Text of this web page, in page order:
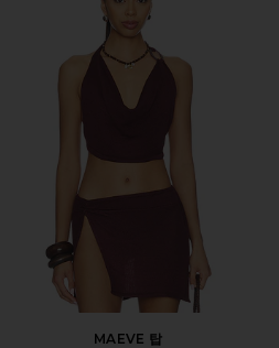
MAEVE 탑